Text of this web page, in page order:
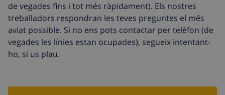
de vegades fins i tot més ràpidament). Els nostres
treballadors respondran les teves preguntes el més
aviat possible. Si no ens pots contactar per telèfon (de
vegades les línies estan ocupades), segueix intentant-
ho, si us plau.